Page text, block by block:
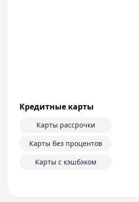
Кредитные карты
Карты рассрочки
Карты без процентов
Карты с кэшбэком